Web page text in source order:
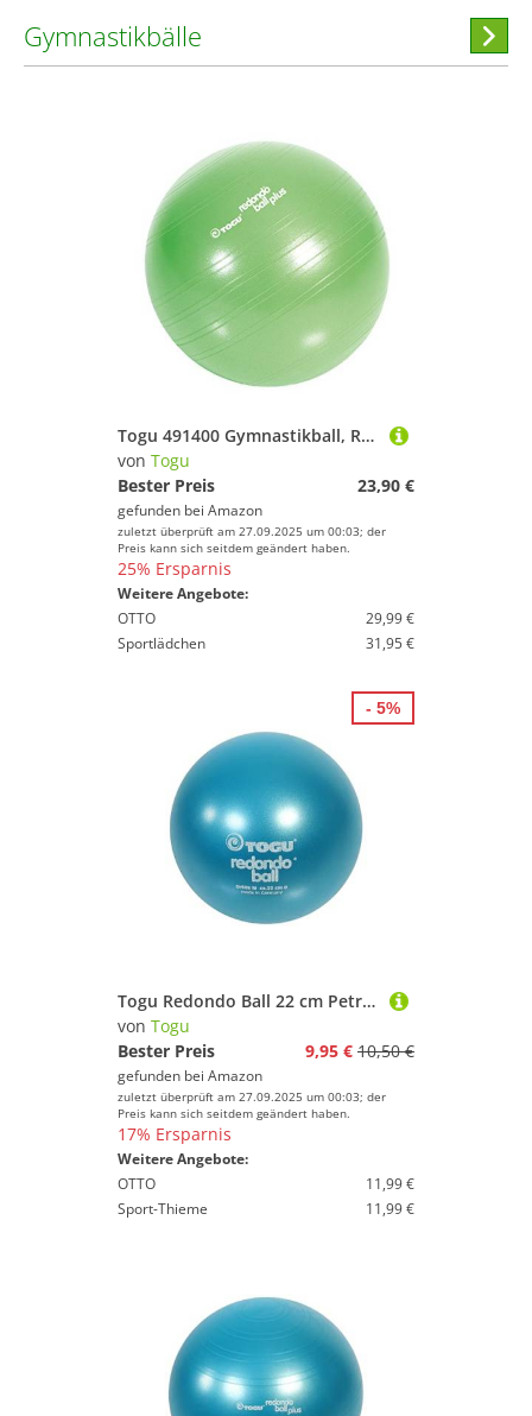
Gymnastikbälle
Togu 491400 Gymnastikball, Redondo Ball Plus Pilates Ball Trainingsball Übungsball, 38 cm Durchmesser
von Togu
Bester Preis
23,90 €
gefunden bei Amazon
zuletzt überprüft am 27.09.2025 um 00:03; der
Preis kann sich seitdem geändert haben.
25% Ersparnis
Weitere Angebote:
OTTO
29,99 €
Sportlädchen
31,95 €
Togu Redondo Ball 22 cm Petrol Gymnastikball Pilatesball Fitnessball
von Togu
Bester Preis
9,95 € 10,50 €
gefunden bei Amazon
zuletzt überprüft am 27.09.2025 um 00:03; der
Preis kann sich seitdem geändert haben.
17% Ersparnis
Weitere Angebote:
OTTO
11,99 €
Sport-Thieme
11,99 €
- 5%